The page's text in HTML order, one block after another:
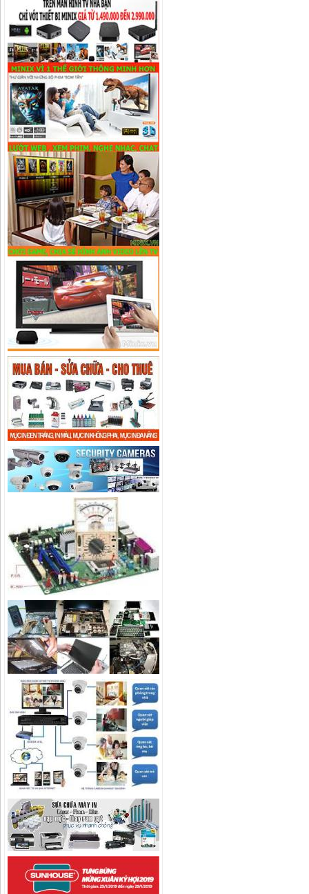
Camera IP Wifi 4.0MP IPC-G42P-
IMOU
Liên hệ
Camera IP Wifi 2.0MP IPC-G22P-
IMOU
Liên hệ
Camera IP Wifi 2.0MP IPC-
C22EP-IMOU giá rẻ, chính hãng
Liên hệ